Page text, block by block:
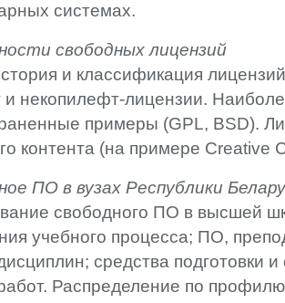
системах.
свободных лицензий
и классификация
и некопилефт-лицензии.
примеры (GPL, BSD).
контента (на примере Creative
ПО в вузах Республики
свободного ПО в высшей
учебного процесса; ПО,
средства подготовки
Распределение по